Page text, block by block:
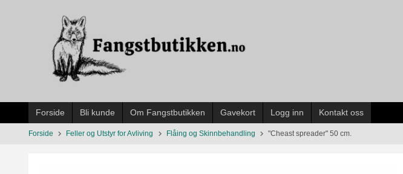
Forside Bli kunde Om Fangstbutikken Gavekort Logg inn Kontakt oss
Forside Feller og Utstyr for Avliving Flåing og Skinnbehandling "Cheast spreader" 50 cm.